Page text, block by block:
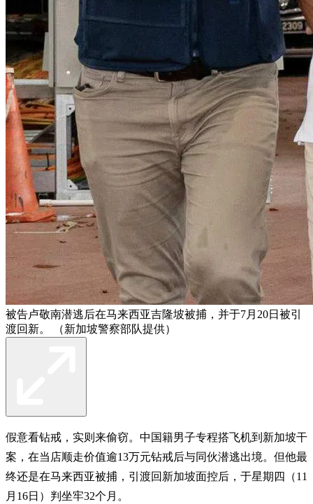
被告卢敬南潜逃后在马来西亚吉隆坡被捕，并于7月20日被引
渡回新。 （新加坡警察部队提供）
假意看钻戒，实则来偷窃。中国籍男子专程搭飞机到新加坡干
案，在当店顺走价值逾13万元钻戒后与同伙潜逃出境。但他最
终还是在马来西亚被捕，引渡回新加坡面控后，于星期四（11
月16日）判坐牢32个月。